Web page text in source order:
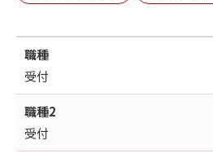
職種
受付
職種2
受付